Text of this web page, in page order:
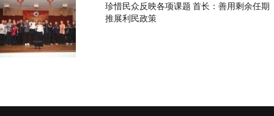
珍惜民众反映各项课题 首长：善用剩余任期
推展利民政策